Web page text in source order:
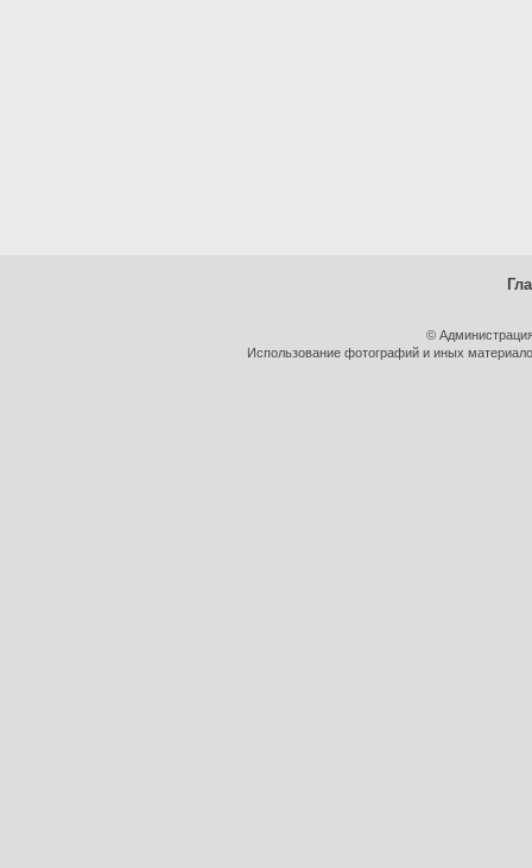
©
Использование фотографий и иных